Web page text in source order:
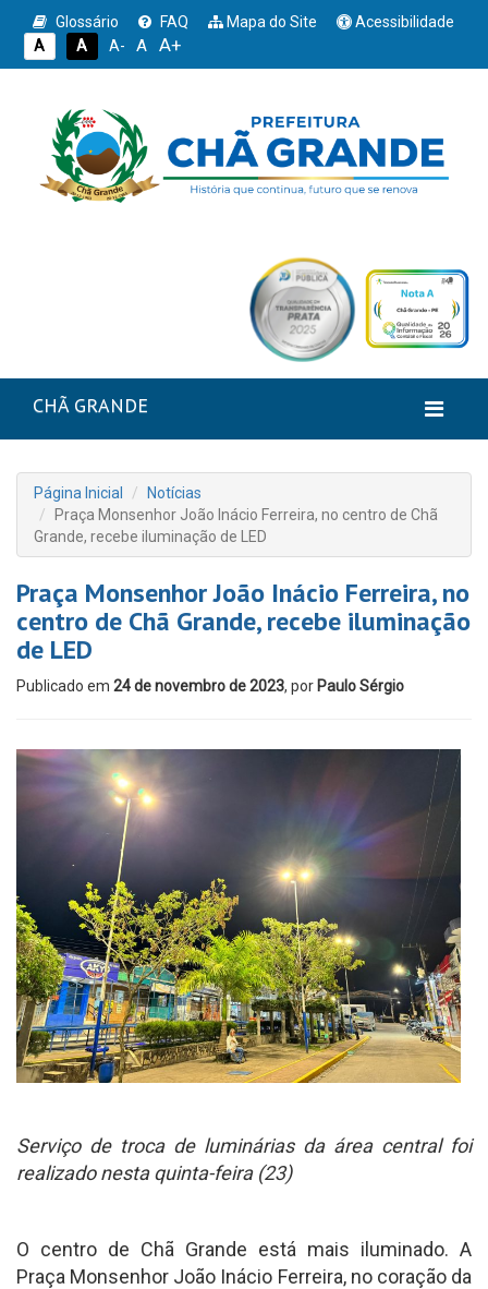
Glossário FAQ Mapa do Site
Acessibilidade
A
A A- A A+
CHÃ GRANDE
Página Inicial
Notícias
Praça Monsenhor João Inácio Ferreira, no centro de Chã
Grande, recebe iluminação de LED
Praça Monsenhor João Inácio Ferreira, no
centro de Chã Grande, recebe iluminação
de LED
Publicado em 24 de novembro de 2023, por Paulo Sérgio
Serviço de troca de luminárias da área central foi
realizado nesta quinta-feira (23)
O centro de Chã Grande está mais iluminado. A
Praça Monsenhor João Inácio Ferreira, no coração da